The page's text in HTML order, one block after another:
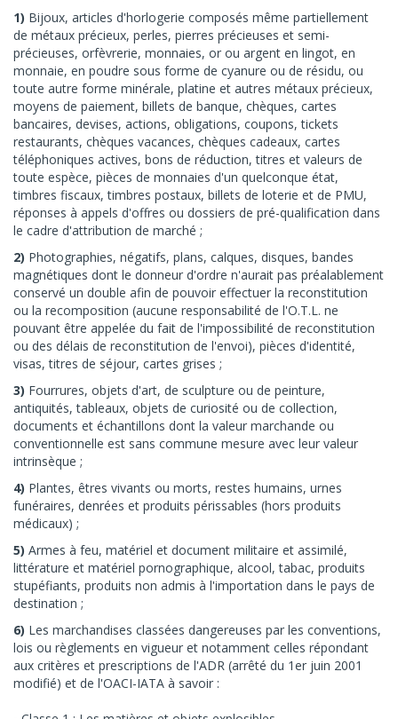
1) Bijoux, articles d'horlogerie composés même partiellement
de métaux précieux, perles, pierres précieuses et semi-
précieuses, orfèvrerie, monnaies, or ou argent en lingot, en
monnaie, en poudre sous forme de cyanure ou de résidu, ou
toute autre forme minérale, platine et autres métaux précieux,
moyens de paiement, billets de banque, chèques, cartes
bancaires, devises, actions, obligations, coupons, tickets
restaurants, chèques vacances, chèques cadeaux, cartes
téléphoniques actives, bons de réduction, titres et valeurs de
toute espèce, pièces de monnaies d'un quelconque état,
timbres fiscaux, timbres postaux, billets de loterie et de PMU,
réponses à appels d'offres ou dossiers de pré-qualification dans
le cadre d'attribution de marché ;
2) Photographies, négatifs, plans, calques, disques, bandes
magnétiques dont le donneur d'ordre n'aurait pas préalablement
conservé un double afin de pouvoir effectuer la reconstitution
ou la recomposition (aucune responsabilité de l'O.T.L. ne
pouvant être appelée du fait de l'impossibilité de reconstitution
ou des délais de reconstitution de l'envoi), pièces d'identité,
visas, titres de séjour, cartes grises ;
3) Fourrures, objets d'art, de sculpture ou de peinture,
antiquités, tableaux, objets de curiosité ou de collection,
documents et échantillons dont la valeur marchande ou
conventionnelle est sans commune mesure avec leur valeur
intrinsèque ;
4) Plantes, êtres vivants ou morts, restes humains, urnes
funéraires, denrées et produits périssables (hors produits
médicaux) ;
5) Armes à feu, matériel et document militaire et assimilé,
littérature et matériel pornographique, alcool, tabac, produits
stupéfiants, produits non admis à l'importation dans le pays de
destination ;
6) Les marchandises classées dangereuses par les conventions,
lois ou règlements en vigueur et notamment celles répondant
aux critères et prescriptions de l'ADR (arrêté du 1er juin 2001
modifié) et de l'OACI-IATA à savoir :